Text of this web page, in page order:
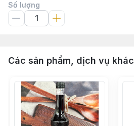
Số lượng
Các sản phẩm, dịch vụ khác